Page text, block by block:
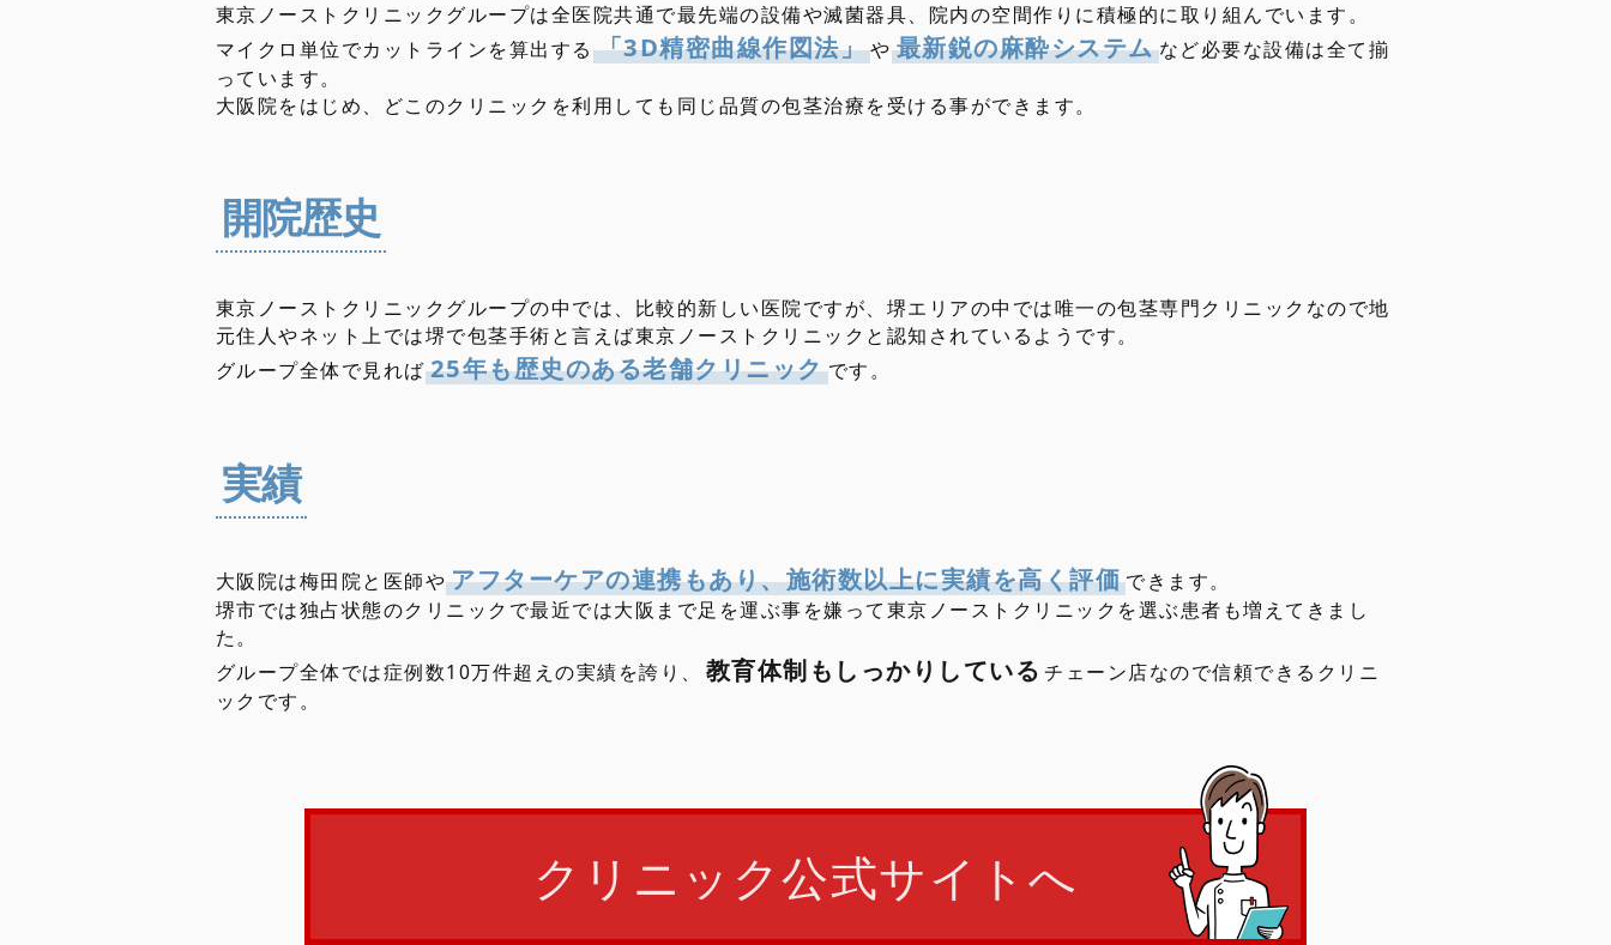
東京ノーストクリニックグループは全医院共通で最先端の設備や滅菌器具、院内の空間作りに積極的に取り組んでいます。
マイクロ単位でカットラインを算出する 「3D精密曲線作図法」や 最新鋭の麻酔システムなど必要な設備は全て揃
っています。
大阪院をはじめ、どこのクリニックを利用しても同じ品質の包茎治療を受ける事ができます。
開院歴史
東京ノーストクリニックグループの中では、比較的新しい医院ですが、堺エリアの中では唯一の包茎専門クリニックなので地
元住人やネット上では堺で包茎手術と言えば東京ノーストクリニックと認知されているようです。
グループ全体で見れば 25年も歴史のある老舗クリニックです。
実績
大阪院は梅田院と医師やアフターケアの連携もあり、施術数以上に実績を高く評価 できます。
堺市では独占状態のクリニックで最近では大阪まで足を運ぶ事を嫌って東京ノーストクリニックを選ぶ患者も増えてきまし
た。
グループ全体では症例数10万件超えの実績を誇り、
教育体制もしっかりしている チェーン店なので信頼できるクリニ
ックです。
クリニック公式サイトへ